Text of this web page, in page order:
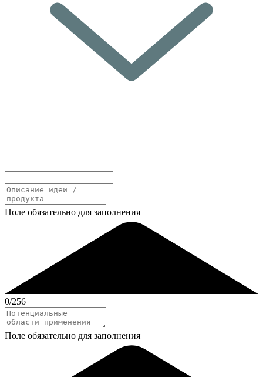
Поле обязательно для заполнения
0/256
Поле обязательно для заполнения